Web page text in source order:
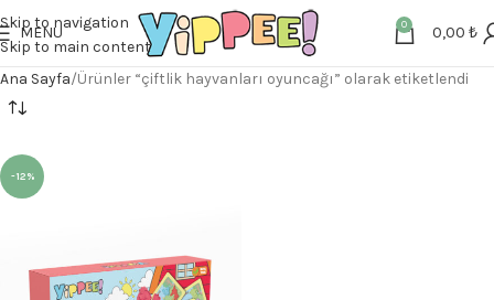
Skip to navigation
Skip to main content
MENU 0 0,00 ₺
Ana Sayfa Ürünler “çiftlik hayvanları oyuncağı” olarak etiketlendi
-12%